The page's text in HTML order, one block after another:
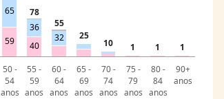
59 40
65
36
32
78
55
25
10 1 1 1
50 -
54
anos
55 -
59
anos
60 -
64
anos
65 -
69
anos
70 -
74
anos
75 -
79
anos
80 -
84
anos
90+
anos